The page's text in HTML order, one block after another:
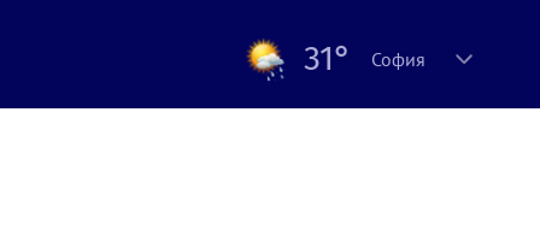
31° София